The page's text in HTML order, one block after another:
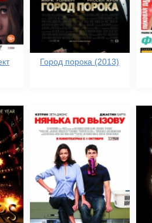
Город порока (2013)